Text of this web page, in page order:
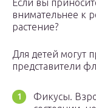
Если вы
внимательнее к
растение?
Для детей могут
представители
Фикусы.